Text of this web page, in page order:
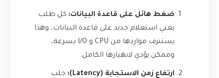
ضغط هائل على قاعدة البيانات: كل طلب
يعني استعلام جديد على قاعدة البيانات، وهذا
يستنزف مواردها من CPU و I/O بسرعة،
وممكن يؤدي لانهيارها الكامل.
ارتفاع زمن الاستجابة (Latency):
جلب